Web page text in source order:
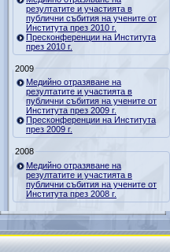
резултатите и участията в
публични събития на учените от
Института през 2010 г.
Пресконференции на Института
през 2010 г.
2009
Медийно отразяване на
резултатите и участията в
публични събития на учените от
Института през 2009 г.
Пресконференции на Института
през 2009 г.
2008
Медийно отразяване на
резултатите и участията в
публични събития на учените от
Института през 2008 г.